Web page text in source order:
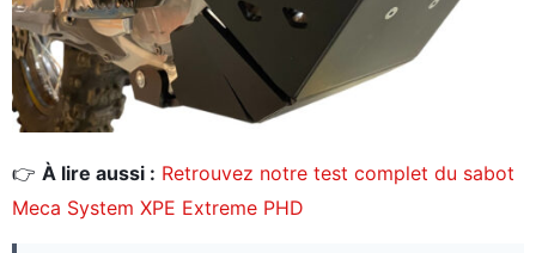
👉 À lire aussi : Retrouvez notre test complet du sabot
Meca System XPE Extreme PHD